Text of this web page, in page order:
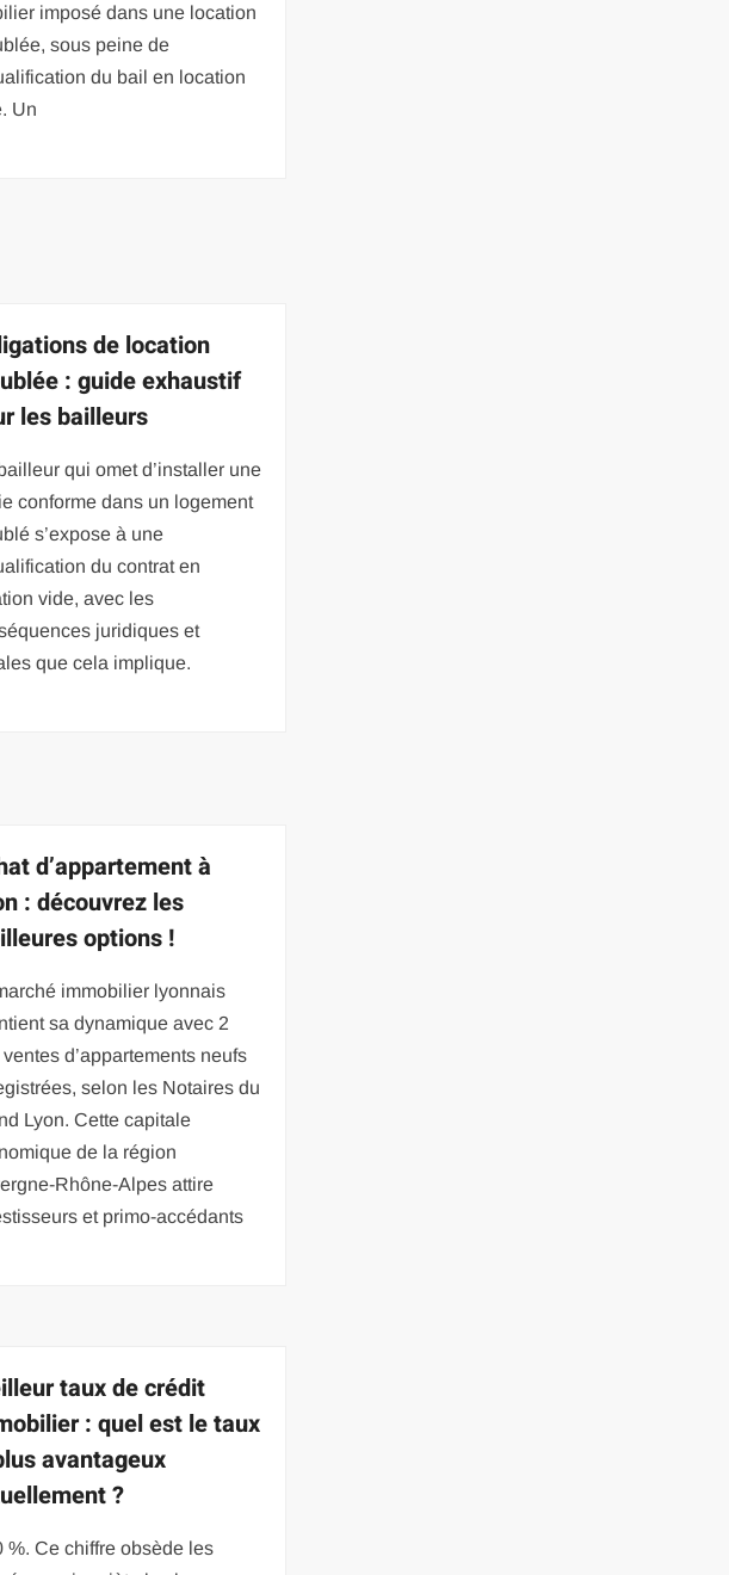
imposé dans une location
sous peine de
du bail en location
Un
de location
: guide exhaustif
les bailleurs
qui omet d’installer une
conforme dans un logement
s’expose à une
du contrat en
vide, avec les
juridiques et
que cela implique.
d’appartement à
: découvrez les
options !
immobilier lyonnais
sa dynamique avec 2
d’appartements neufs
selon les Notaires du
Lyon. Cette capitale
de la région
Rhône-Alpes attire
et primo-accédants
taux de crédit
: quel est le taux
avantageux
?
%. Ce chiffre obsède les